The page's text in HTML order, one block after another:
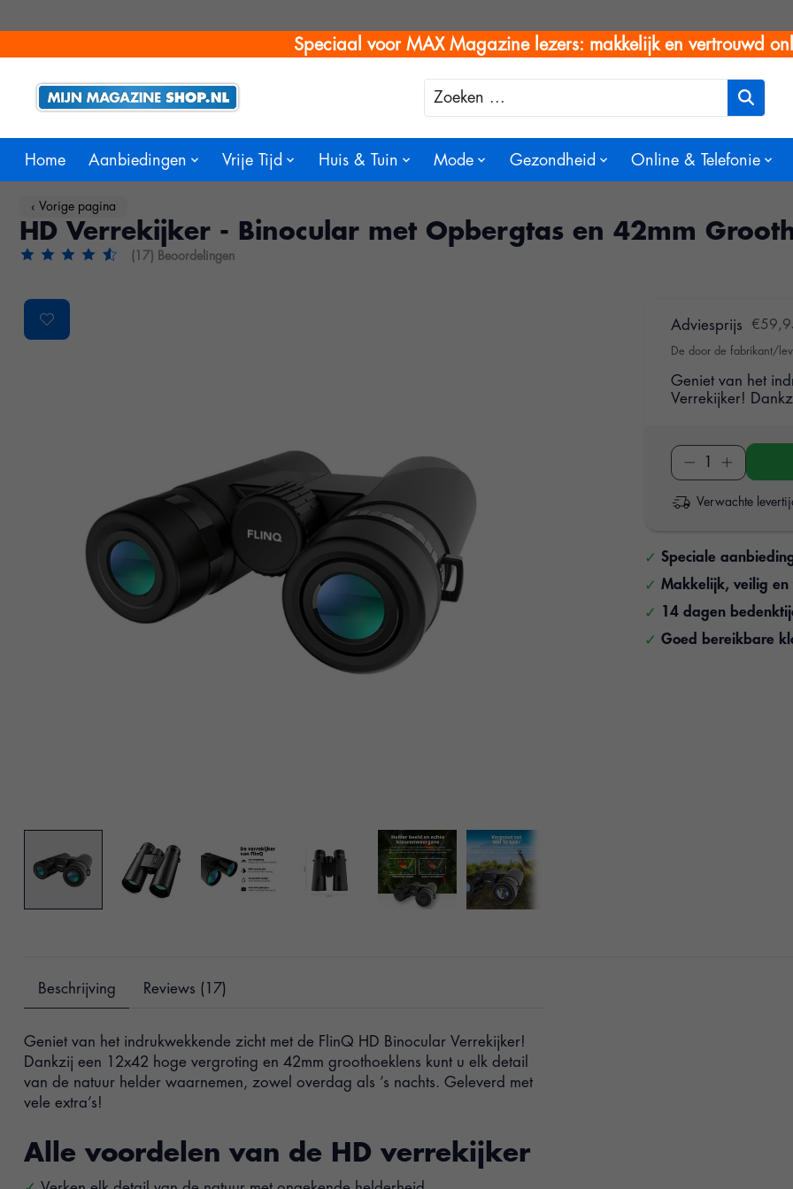
Speciaal voor MAX Magazine lezers: makkelijk en vertrouwd
Zoeken
Home Aanbiedingen Vrije Tijd Huis & Tuin Mode Gezondheid Online & Telefonie
‹ Vorige pagina
HD Verrekijker - Binocular met Opbergtas en 42mm
De beoordeling van dit product is4.4van de 5
(17) Beoordelingen
Product image slideshow Items
Adviesprijs
De door de fabrikant/
Geniet van het
Verrekijker!
Verwachte
Speciale
Makkelijk, veilig en
14 dagen
Goed bereikbare
Beschrijving Reviews (17)
Geniet van het indrukwekkende zicht met de FlinQ HD Binocular Verrekijker!
Dankzij een 12x42 hoge vergroting en 42mm groothoeklens kunt u elk detail
van de natuur helder waarnemen, zowel overdag als ’s nachts. Geleverd met
vele extra’s!
Alle voordelen van de HD verrekijker